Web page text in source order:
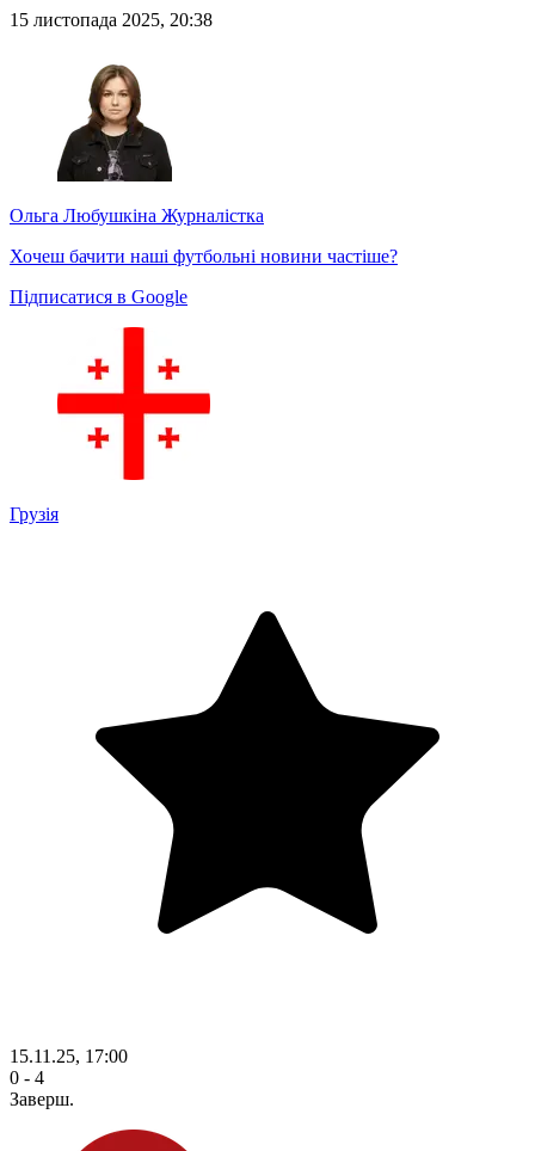
15 листопада 2025, 20:38
Ольга Любушкіна Журналістка
Хочеш бачити наші футбольні новини частіше?
Підписатися в Google
Грузія
15.11.25, 17:00
0 - 4
Заверш.